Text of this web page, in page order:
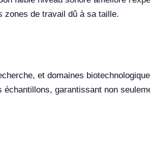
zones de travail dû à sa taille.
et domaines
garantissant non